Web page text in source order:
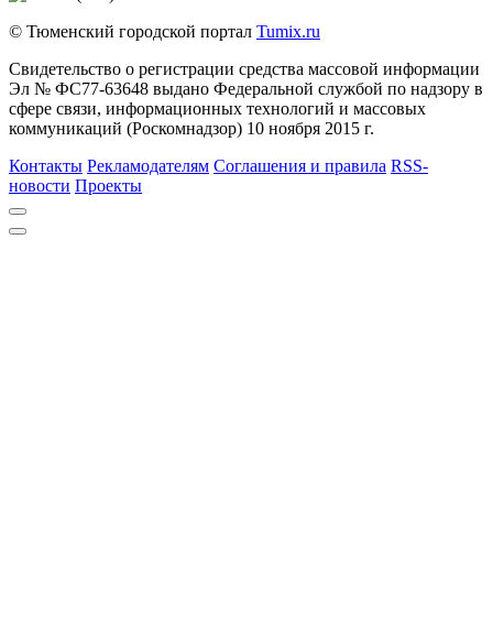
© Тюменский городской портал Tumix.ru
Свидетельство о регистрации средства массовой информации
Эл № ФС77-63648 выдано Федеральной службой по надзору в
сфере связи, информационных технологий и массовых
коммуникаций (Роскомнадзор) 10 ноября 2015 г.
Контакты Рекламодателям Соглашения и правила RSS-
новости Проекты